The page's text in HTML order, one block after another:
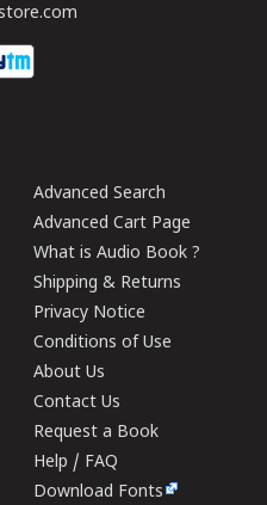
Advanced Search
Advanced Cart Page
What is Audio Book ?
Shipping & Returns
Privacy Notice
Conditions of Use
About Us
Contact Us
Request a Book
Help / FAQ
Download Fonts